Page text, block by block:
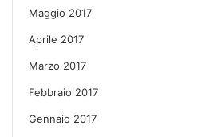
Maggio 2017
Aprile 2017
Marzo 2017
Febbraio 2017
Gennaio 2017